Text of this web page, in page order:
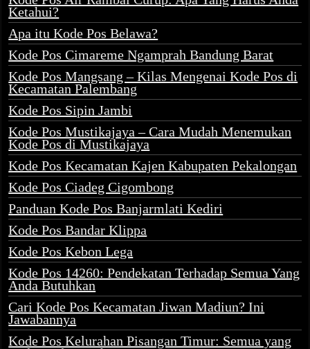
Ketahui?
Apa itu Kode Pos Belawa?
Kode Pos Cimareme Ngamprah Bandung Barat
Kode Pos Mangsang – Kilas Mengenai Kode Pos di
Kecamatan Palembang
Kode Pos Sipin Jambi
Kode Pos Mustikajaya – Cara Mudah Menemukan
Kode Pos di Mustikajaya
Kode Pos Kecamatan Kajen Kabupaten Pekalongan
Kode Pos Ciadeg Cigombong
Panduan Kode Pos Banjarmlati Kediri
Kode Pos Bandar Klippa
Kode Pos Kebon Lega
Kode Pos 14260: Pendekatan Terhadap Semua Yang
Anda Butuhkan
Cari Kode Pos Kecamatan Jiwan Madiun? Ini
Jawabannya
Kode Pos Kelurahan Pisangan Timur: Semua yang